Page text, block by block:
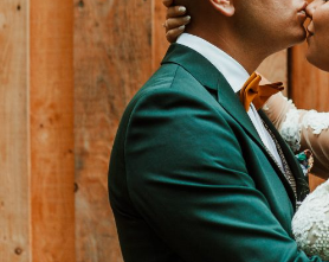
Plener
Plener ślubny we
Kontakt